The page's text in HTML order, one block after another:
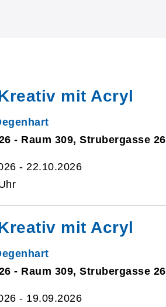
mit Acryl
- Raum 309, Strubergasse 26
- 22.10.2026
mit Acryl
- Raum 309, Strubergasse 26
- 19.09.2026